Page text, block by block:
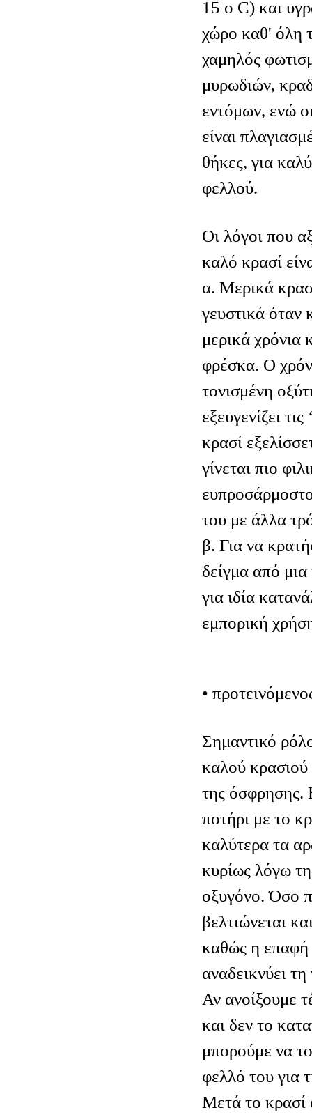
15 ο C) και
χώρο καθ' όλη
χαμηλός
μυρωδιών,
εντόμων, ενώ
είναι
θήκες, για
φελλού.
Οι λόγοι που
καλό κρασί
α. Μερικά
γευστικά όταν
μερικά χρόνια
φρέσκα. Ο
τονισμένη
εξευγενίζει
κρασί
γίνεται πιο
του με άλλα
β. Για να
δείγμα από
για ιδία
εμπορική
•
Σημαντικό
καλού κρασιού
της όσφρησης.
ποτήρι με το
καλύτερα τα
κυρίως λόγω
οξυγόνο. Όσο
βελτιώνεται
καθώς η επαφή
αναδεικνύει
Αν ανοίξουμε
και δεν το
μπορούμε να
φελλό του για
Μετά το κρασί